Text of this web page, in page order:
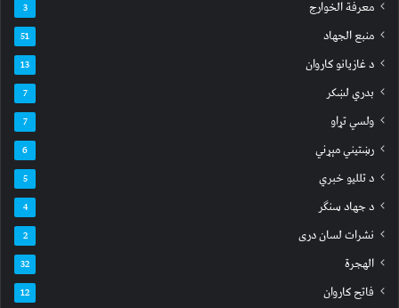
معرفة الخوارج 3
منبع الجهاد 51
د غازیانو کاروان 13
بدري لښکر 7
ولسي تړاو 7
رښتیني مېړني 6
د تللیو خبري 5
د جهاد سنګر 4
نشرات لسان دری 2
الهجرة 32
فاتح کاروان 12